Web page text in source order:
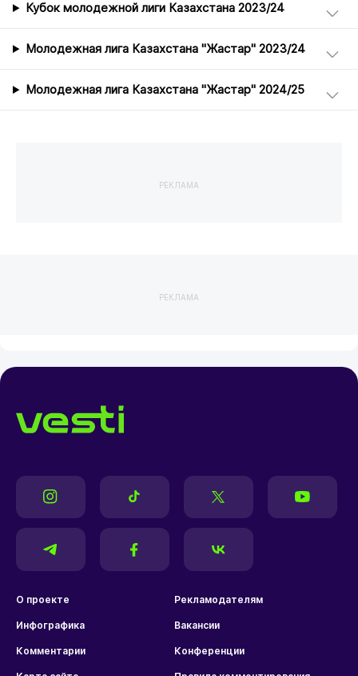
Кубок молодежной лиги Казахстана 2023/24
Молодежная лига Казахстана "Жастар" 2023/24
Молодежная лига Казахстана "Жастар" 2024/25
РЕКЛАМА
РЕКЛАМА
О проекте Рекламодателям
Инфографика Вакансии
Комментарии Конференции